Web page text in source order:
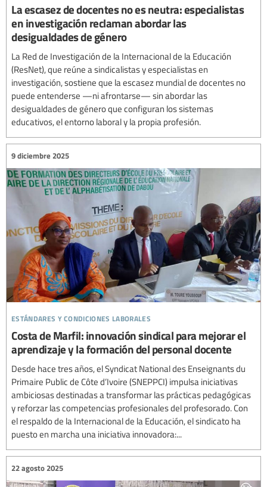
La escasez de docentes no es neutra: especialistas
en investigación reclaman abordar las
desigualdades de género
La Red de Investigación de la Internacional de la Educación
(ResNet), que reúne a sindicalistas y especialistas en
investigación, sostiene que la escasez mundial de docentes no
puede entenderse —ni afrontarse— sin abordar las
desigualdades de género que configuran los sistemas
educativos, el entorno laboral y la propia profesión.
estándares y condiciones laborales
9 diciembre 2025
Costa de Marfil: innovación sindical para mejorar el
aprendizaje y la formación del personal docente
Desde hace tres años, el Syndicat National des Enseignants du
Primaire Public de Côte d’Ivoire (SNEPPCI) impulsa iniciativas
ambiciosas destinadas a transformar las prácticas pedagógicas
y reforzar las competencias profesionales del profesorado. Con
el respaldo de la Internacional de la Educación, el sindicato ha
puesto en marcha una iniciativa innovadora:...
22 agosto 2025